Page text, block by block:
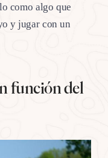
como algo que
y jugar con un
función del